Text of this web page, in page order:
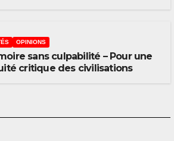
OPINIONS
sans culpabilité – Pour une
critique des civilisations